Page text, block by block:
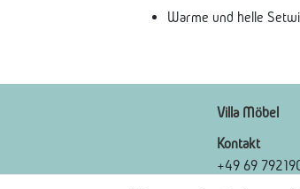
Warme und helle
Villa Möbel
Kontakt
+49 69